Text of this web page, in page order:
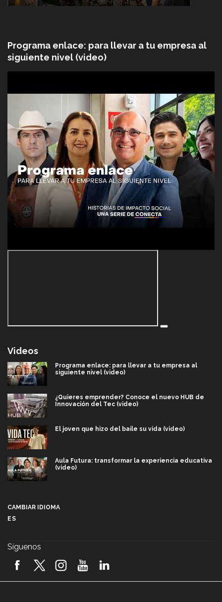
Programa enlace: para llevar a tu empresa al
siguiente nivel (video)
Videos
Programa enlace: para llevar a tu empresa al
siguiente nivel (video)
¿Quieres emprender? Conoce el nuevo HUB de
Innovación del Tec (video)
El joven que hizo del baile su vida (video)
Aula Futura: transformar la experiencia educativa
(video)
2026! (video)
CAMBIAR IDIOMA
ES
Síguenos